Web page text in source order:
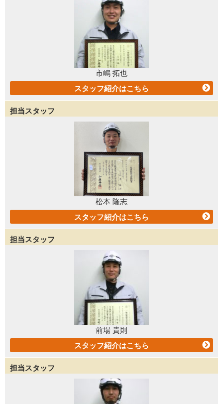
市嶋 拓也
スタッフ紹介はこちら
担当スタッフ
松本 隆志
スタッフ紹介はこちら
担当スタッフ
前場 貴則
スタッフ紹介はこちら
担当スタッフ